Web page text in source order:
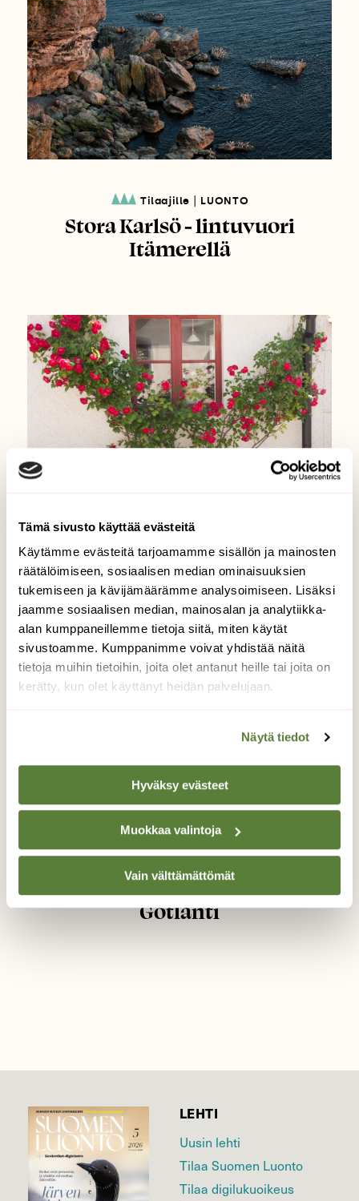
Tämä sivusto käyttää evästeitä
Käytämme evästeitä tarjoamamme sisällön ja mainosten
räätälöimiseen, sosiaalisen median ominaisuuksien
tukemiseen ja kävijämäärämme analysoimiseen. Lisäksi
jaamme sosiaalisen median, mainosalan ja analytiikka-
alan kumppaneillemme tietoja siitä, miten käytät
sivustoamme. Kumppanimme voivat yhdistää näitä
tietoja muihin tietoihin, joita olet antanut heille tai joita on
kerätty, kun olet käyttänyt heidän palvelujaan.
Näytä tiedot
Hyväksy evästeet
Muokkaa valintoja
Vain välttämättömät
Tilaajille LUONTO
Stora Karlsö - lintuvuori
Itämerellä
Gotlanti, saari Itämeressä
Luontomatkailijan kompakti
Gotlanti
LEHTI
Uusin lehti
Tilaa Suomen Luonto
Tilaa digilukuoikeus